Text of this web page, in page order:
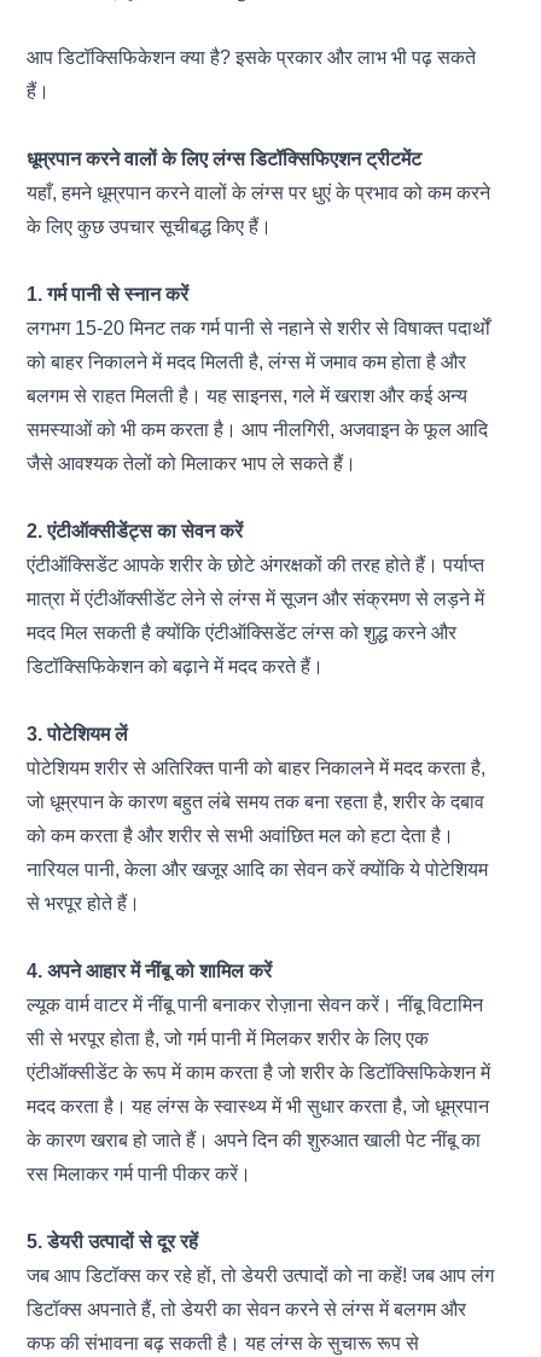
आपडिटॉक्सिफिकेशन क्या है? इसके प्रकार और लाभभी पढ़ सकते
हैं।
धूम्रपान करने वालों के लिए लंग्स डिटॉक्सिफिएशन ट्रीटमेंट
यहाँ, हमने धूम्रपान करने वालों केलंग्सपर धुएं के प्रभाव को कम करने
के लिए कुछ उपचार सूचीबद्ध किए हैं।
1. गर्म पानी से स्नान करें
लगभग 15-20 मिनट तक गर्म पानी से नहाने से शरीर से विषाक्त पदार्थों
को बाहर निकालने में मदद मिलती है,लंग्समें जमाव कम होता है और
बलगम से राहत मिलती है। यह साइनस, गले में खराश और कई अन्य
समस्याओं को भी कम करता है। आप नीलगिरी, अजवाइन के फूल आदि
जैसे आवश्यक तेलों को मिलाकर भाप ले सकते हैं।
2. एंटीऑक्सीडेंट्स का सेवन करें
एंटीऑक्सिडेंट आपके शरीर के छोटे अंगरक्षकों की तरह होते हैं। पर्याप्त
मात्रा में एंटीऑक्सीडेंट लेने से लंग्स में सूजन और संक्रमण से लड़ने में
मदद मिल सकती है क्योंकि एंटीऑक्सिडेंट लंग्स को शुद्ध करने और
डिटॉक्सिफिकेशन को बढ़ाने में मदद करते हैं।
3. पोटेशियम लें
पोटेशियम शरीर से अतिरिक्त पानी को बाहर निकालने में मदद करता है,
जो धूम्रपान के कारण बहुत लंबे समय तक बना रहता है, शरीर के दबाव
को कम करता है और शरीर से सभी अवांछित मल को हटा देता है।
नारियल पानी,केला और खजूर आदि का सेवन करें क्योंकि ये पोटेशियम
से भरपूर होते हैं।
4. अपने आहार में नींबू को शामिल करें
ल्यूक वार्म वाटर में नींबू पानी बनाकर रोज़ाना सेवन करें। नींबू विटामिन
सी से भरपूर होता है, जो गर्म पानी में मिलकर शरीर के लिए एक
एंटीऑक्सीडेंट के रूप में काम करता है जो शरीर के डिटॉक्सिफिकेशन में
मदद करता है। यह लंग्स के स्वास्थ्य में भी सुधार करता है, जो धूम्रपान
के कारण खराब हो जाते हैं। अपने दिन की शुरुआत खाली पेट नींबू का
रस मिलाकर गर्म पानी पीकर करें।
5. डेयरी उत्पादों से दूर रहें
जब आप डिटॉक्स कर रहे हों, तो डेयरी उत्पादों को ना कहें! जब आप लंग
डिटॉक्स अपनाते हैं, तो डेयरी का सेवन करने से लंग्स में बलगम और
कफ की संभावना बढ़ सकती है। यह लंग्स के सुचारू रूप से